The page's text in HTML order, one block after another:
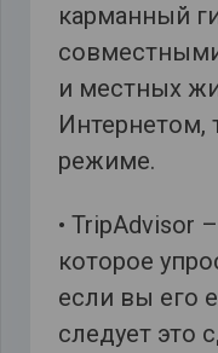
карманный
и местных
Интернетом,
режиме.
• TripAdvisor
которое
если вы его
следует это